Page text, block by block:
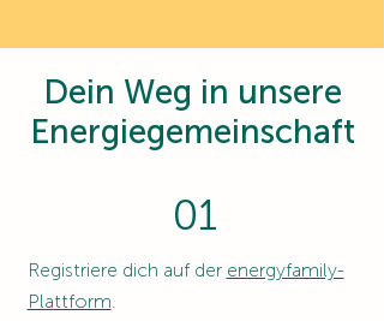
Dein Weg in unsere
Energiegemeinschaft
01
Registriere dich auf der energyfamily-
Plattform.